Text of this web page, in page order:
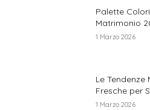
Palette
Matrimonio
1 Marzo 2026
Le Tendenze
Fresche per
1 Marzo 2026